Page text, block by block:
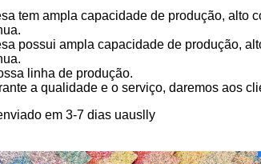
tem ampla capacidade de produção, alto
possui ampla capacidade de produção,
linha de produção.
a qualidade e o serviço, daremos aos
em 3-7 dias uauslly